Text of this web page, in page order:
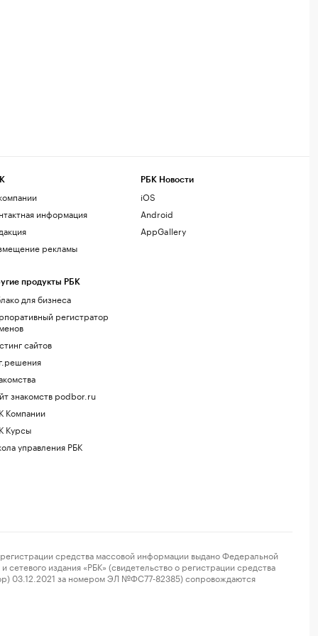
информация
рекламы
продукты РБК
для бизнеса
регистратор
сайтов
знакомств podbor.ru
Компании
Курсы
управления РБК
РБК Новости
iOS
Android
AppGallery
средства массовой информации выдано Федеральной
издания «РБК» (свидетельство о регистрации средства
03.12.2021 за номером ЭЛ №ФС77-82385) сопровождаются